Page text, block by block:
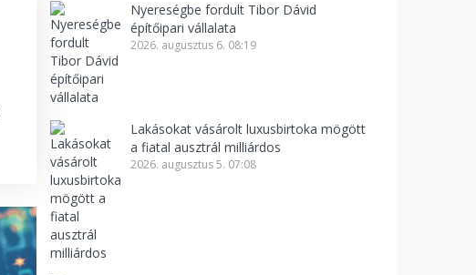
Nyereségbe fordult Tibor Dávid
építőipari vállalata
2026. augusztus 6. 08:19
Lakásokat vásárolt luxusbirtoka mögött
a fiatal ausztrál milliárdos
2026. augusztus 5. 07:08